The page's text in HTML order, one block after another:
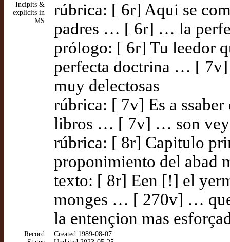
Incipits &
explicits in
MS
rúbrica: [ 6r] Aqui se
padres … [ 6r] … la
prólogo: [ 6r] Tu leedor
perfecta doctrina … [
muy delectosas
rúbrica: [ 7v] Es a
libros … [ 7v] … son
rúbrica: [ 8r] Capitulo
proponimiento del abad
texto: [ 8r] Een [!] el
monges … [ 270v] … que
la entençion mas
Record
Created 1989-08-07